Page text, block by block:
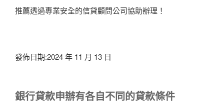
推薦透過專業安全的信貸顧問公司協助辦理！
發佈日期:2024 年 11 月 13 日
銀行貸款申辦有各自不同的貸款條件